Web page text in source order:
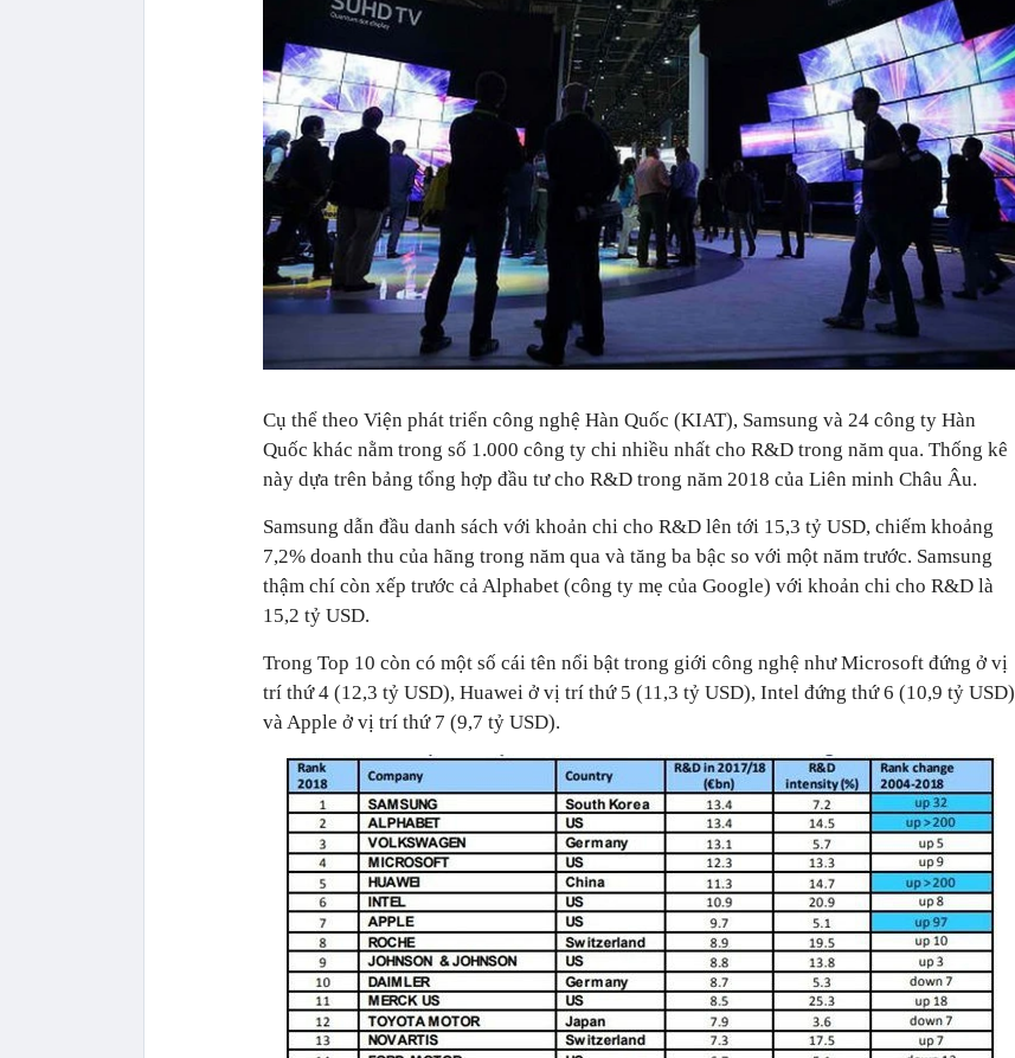
Cụ thể theo Viện phát triển công nghệ Hàn Quốc (KIAT), Samsung và 24 công ty Hàn
Quốc khác nằm trong số 1.000 công ty chi nhiều nhất cho R&D trong năm qua. Thống kê
này dựa trên bảng tổng hợp đầu tư cho R&D trong năm 2018 của Liên minh Châu Âu.
Samsung dẫn đầu danh sách với khoản chi cho R&D lên tới 15,3 tỷ USD, chiếm khoảng
7,2% doanh thu của hãng trong năm qua và tăng ba bậc so với một năm trước. Samsung
thậm chí còn xếp trước cả Alphabet (công ty mẹ của Google) với khoản chi cho R&D là
15,2 tỷ USD.
Trong Top 10 còn có một số cái tên nổi bật trong giới công nghệ như Microsoft đứng ở vị
trí thứ 4 (12,3 tỷ USD), Huawei ở vị trí thứ 5 (11,3 tỷ USD), Intel đứng thứ 6 (10,9 tỷ USD)
và Apple ở vị trí thứ 7 (9,7 tỷ USD).